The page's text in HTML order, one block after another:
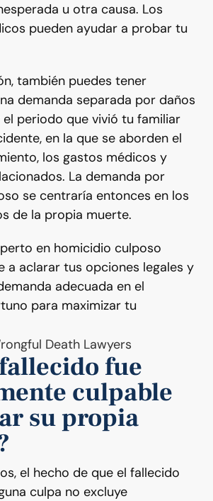
u otra causa. Los
pueden ayudar a probar tu
también puedes tener
demanda separada por daños
periodo que vivió tu familiar
en la que se aborden el
los gastos médicos y
La demanda por
se centraría entonces en los
de la propia muerte.
en homicidio culposo
a aclarar tus opciones legales y
adecuada en el
para maximizar tu
fue
culpable
su propia
el hecho de que el fallecido
culpa no excluye